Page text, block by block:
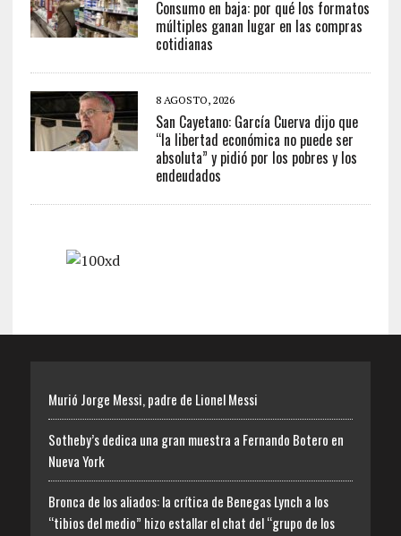
Consumo en baja: por qué los formatos
múltiples ganan lugar en las compras
cotidianas
8 AGOSTO, 2026
San Cayetano: García Cuerva dijo que
“la libertad económica no puede ser
absoluta” y pidió por los pobres y los
endeudados
Murió Jorge Messi, padre de Lionel Messi
Sotheby’s dedica una gran muestra a Fernando Botero en
Nueva York
Bronca de los aliados: la crítica de Benegas Lynch a los
“tibios del medio” hizo estallar el chat del “grupo de los